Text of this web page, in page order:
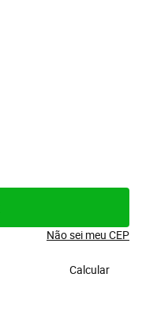
Não sei meu CEP
Calcular